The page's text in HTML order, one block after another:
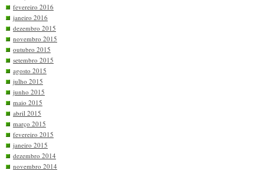
fevereiro 2016
janeiro 2016
dezembro 2015
novembro 2015
outubro 2015
setembro 2015
agosto 2015
julho 2015
junho 2015
maio 2015
abril 2015
março 2015
fevereiro 2015
janeiro 2015
dezembro 2014
novembro 2014